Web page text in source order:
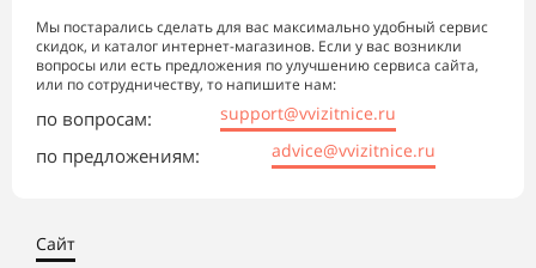
Мы постарались сделать для вас максимально удобный сервис
скидок, и каталог интернет-магазинов. Если у вас возникли
вопросы или есть предложения по улучшению сервиса сайта,
или по сотрудничеству, то напишите нам:
по вопросам: support@vvizitnice.ru
по предложениям: advice@vvizitnice.ru
Сайт